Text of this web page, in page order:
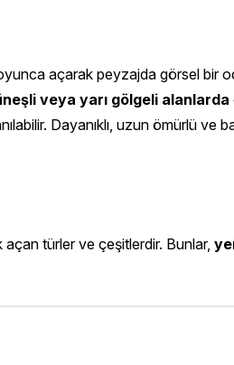
açarak peyzajda görsel bir
veya yarı gölgeli alanlarda
Dayanıklı, uzun ömürlü ve
türler ve çeşitlerdir. Bunlar,